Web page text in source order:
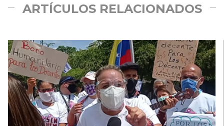
ARTÍCULOS RELACIONADOS